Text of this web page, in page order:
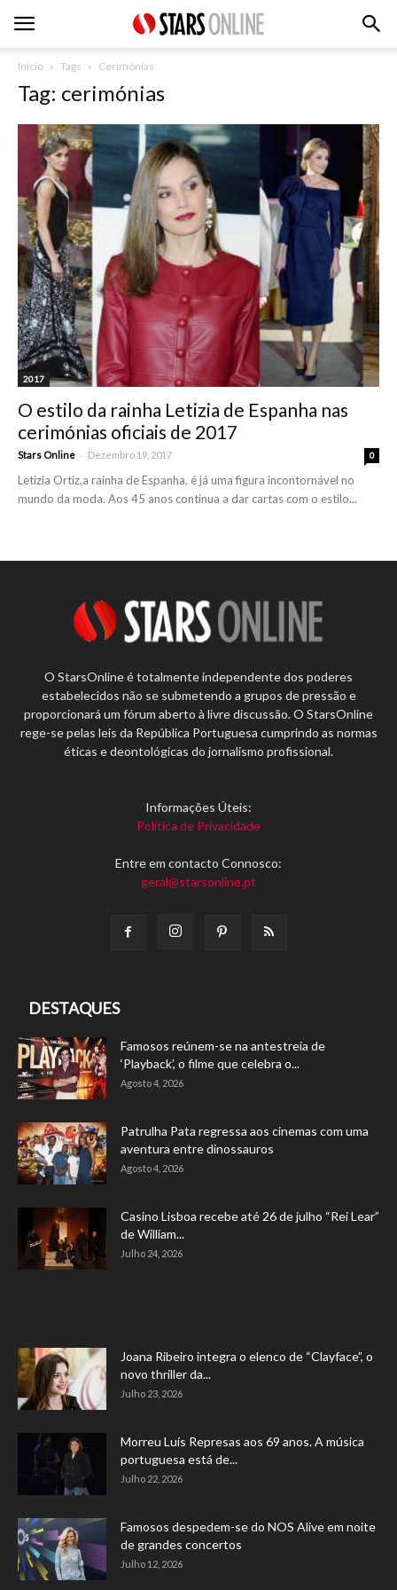
Inicio Tags Cerimónias
Tag: cerimónias
2017
O estilo da rainha Letizia de Espanha nas
cerimónias oficiais de 2017
Stars Online - Dezembro 19, 2017 0
Letizia Ortiz,a rainha de Espanha, é já uma figura incontornável no
mundo da moda. Aos 45 anos continua a dar cartas com o estilo...
O StarsOnline é totalmente independente dos poderes
estabelecidos não se submetendo a grupos de pressão e
proporcionará um fórum aberto à livre discussão. O StarsOnline
rege-se pelas leis da República Portuguesa cumprindo as normas
éticas e deontológicas do jornalismo profissional.
Informações Úteis:
Política de Privacidade
Entre em contacto Connosco:
geral@starsonline.pt
DESTAQUES
Famosos reúnem-se na antestreia de
‘Playback’, o filme que celebra o...
Agosto 4, 2026
Patrulha Pata regressa aos cinemas com uma
aventura entre dinossauros
Agosto 4, 2026
Casino Lisboa recebe até 26 de julho “Rei Lear”
de William...
Julho 24, 2026
Joana Ribeiro integra o elenco de “Clayface”, o
novo thriller da...
Julho 23, 2026
Morreu Luís Represas aos 69 anos. A música
portuguesa está de...
Julho 22, 2026
Famosos despedem-se do NOS Alive em noite
de grandes concertos
Julho 12, 2026